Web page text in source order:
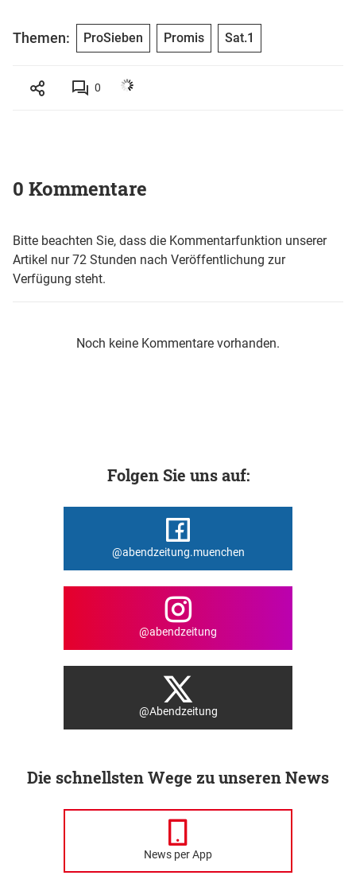
Themen: ProSieben Promis Sat.1
0
0 Kommentare
Bitte beachten Sie, dass die Kommentarfunktion unserer
Artikel nur 72 Stunden nach Veröffentlichung zur
Verfügung steht.
Noch keine Kommentare vorhanden.
Folgen Sie uns auf:
@abendzeitung.muenchen
@abendzeitung
@Abendzeitung
Die schnellsten Wege zu unseren News
News per App